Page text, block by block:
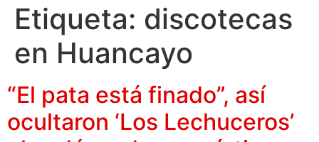
Etiqueta: discotecas
en Huancayo
“El pata está finado”, así
ocultaron ‘Los Lechuceros’